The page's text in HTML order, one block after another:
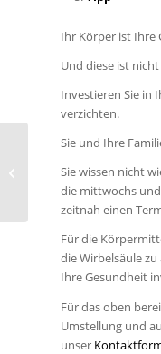
Ihr Körper ist Ihre
Und diese ist
Investieren Sie in
verzichten.
Sie und Ihre
Sie wissen nicht
die mittwochs
zeitnah einen
Für die
die Wirbelsäule
Ihre Gesundheit
Für das oben
Umstellung und
unser
Sicherheit geht vor –
Tipps für den
Wintersport!